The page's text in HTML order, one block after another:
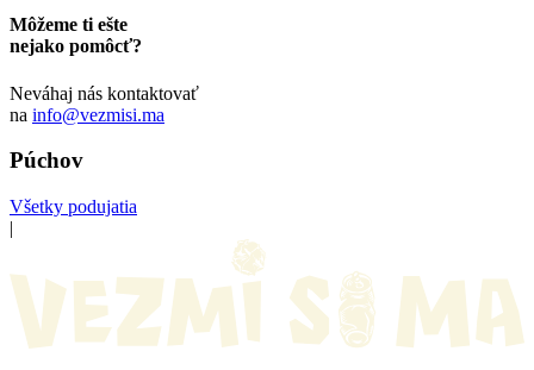
Môžeme ti ešte
nejako pomôcť?
Neváhaj nás kontaktovať
na info@vezmisi.ma
Púchov
Všetky podujatia
|